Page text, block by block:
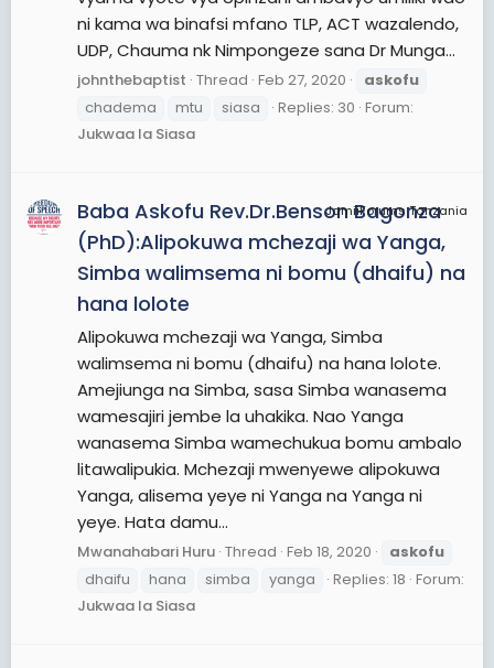
ni kama wa binafsi mfano TLP, ACT wazalendo,
UDP, Chauma nk Nimpongeze sana Dr Munga...
johnthebaptist Thread Feb 27, 2020
askofu
chadema
mtu siasa Replies: 30 Forum:
Jukwaa la Siasa
JamiiForums Tanzania
Baba Askofu Rev.Dr.Benson Bagonza
(PhD):Alipokuwa mchezaji wa Yanga,
Simba walimsema ni bomu (dhaifu) na
hana lolote
Alipokuwa mchezaji wa Yanga, Simba
walimsema ni bomu (dhaifu) na hana lolote.
Amejiunga na Simba, sasa Simba wanasema
wamesajiri jembe la uhakika. Nao Yanga
wanasema Simba wamechukua bomu ambalo
litawalipukia. Mchezaji mwenyewe alipokuwa
Yanga, alisema yeye ni Yanga na Yanga ni
yeye. Hata damu...
Mwanahabari Huru Thread Feb 18, 2020
askofu
dhaifu
hana simba yanga Replies: 18 Forum:
Jukwaa la Siasa